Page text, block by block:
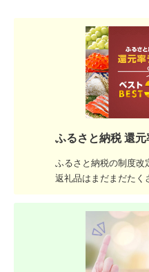
ふるさと納税 還
ふるさと納税の制度改
返礼品はまだまだたく